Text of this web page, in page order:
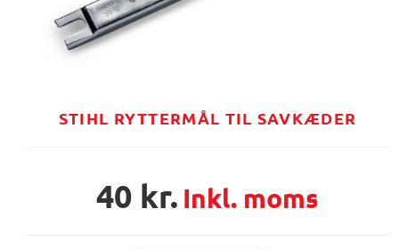
STIHL RYTTERMÅL TIL SAVKÆDER
40 kr. Inkl. moms